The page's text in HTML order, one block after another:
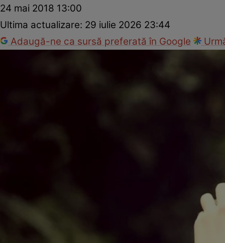
24 mai 2018 13:00
Ultima actualizare: 29 iulie 2026 23:44
Adaugă-ne ca sursă preferată în Google